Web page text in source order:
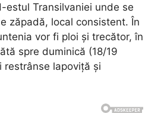
estul Transilvaniei unde se
zăpadă, local consistent. În
vor fi ploi și trecător, în
spre duminică (18/19
restrânse lapoviță și